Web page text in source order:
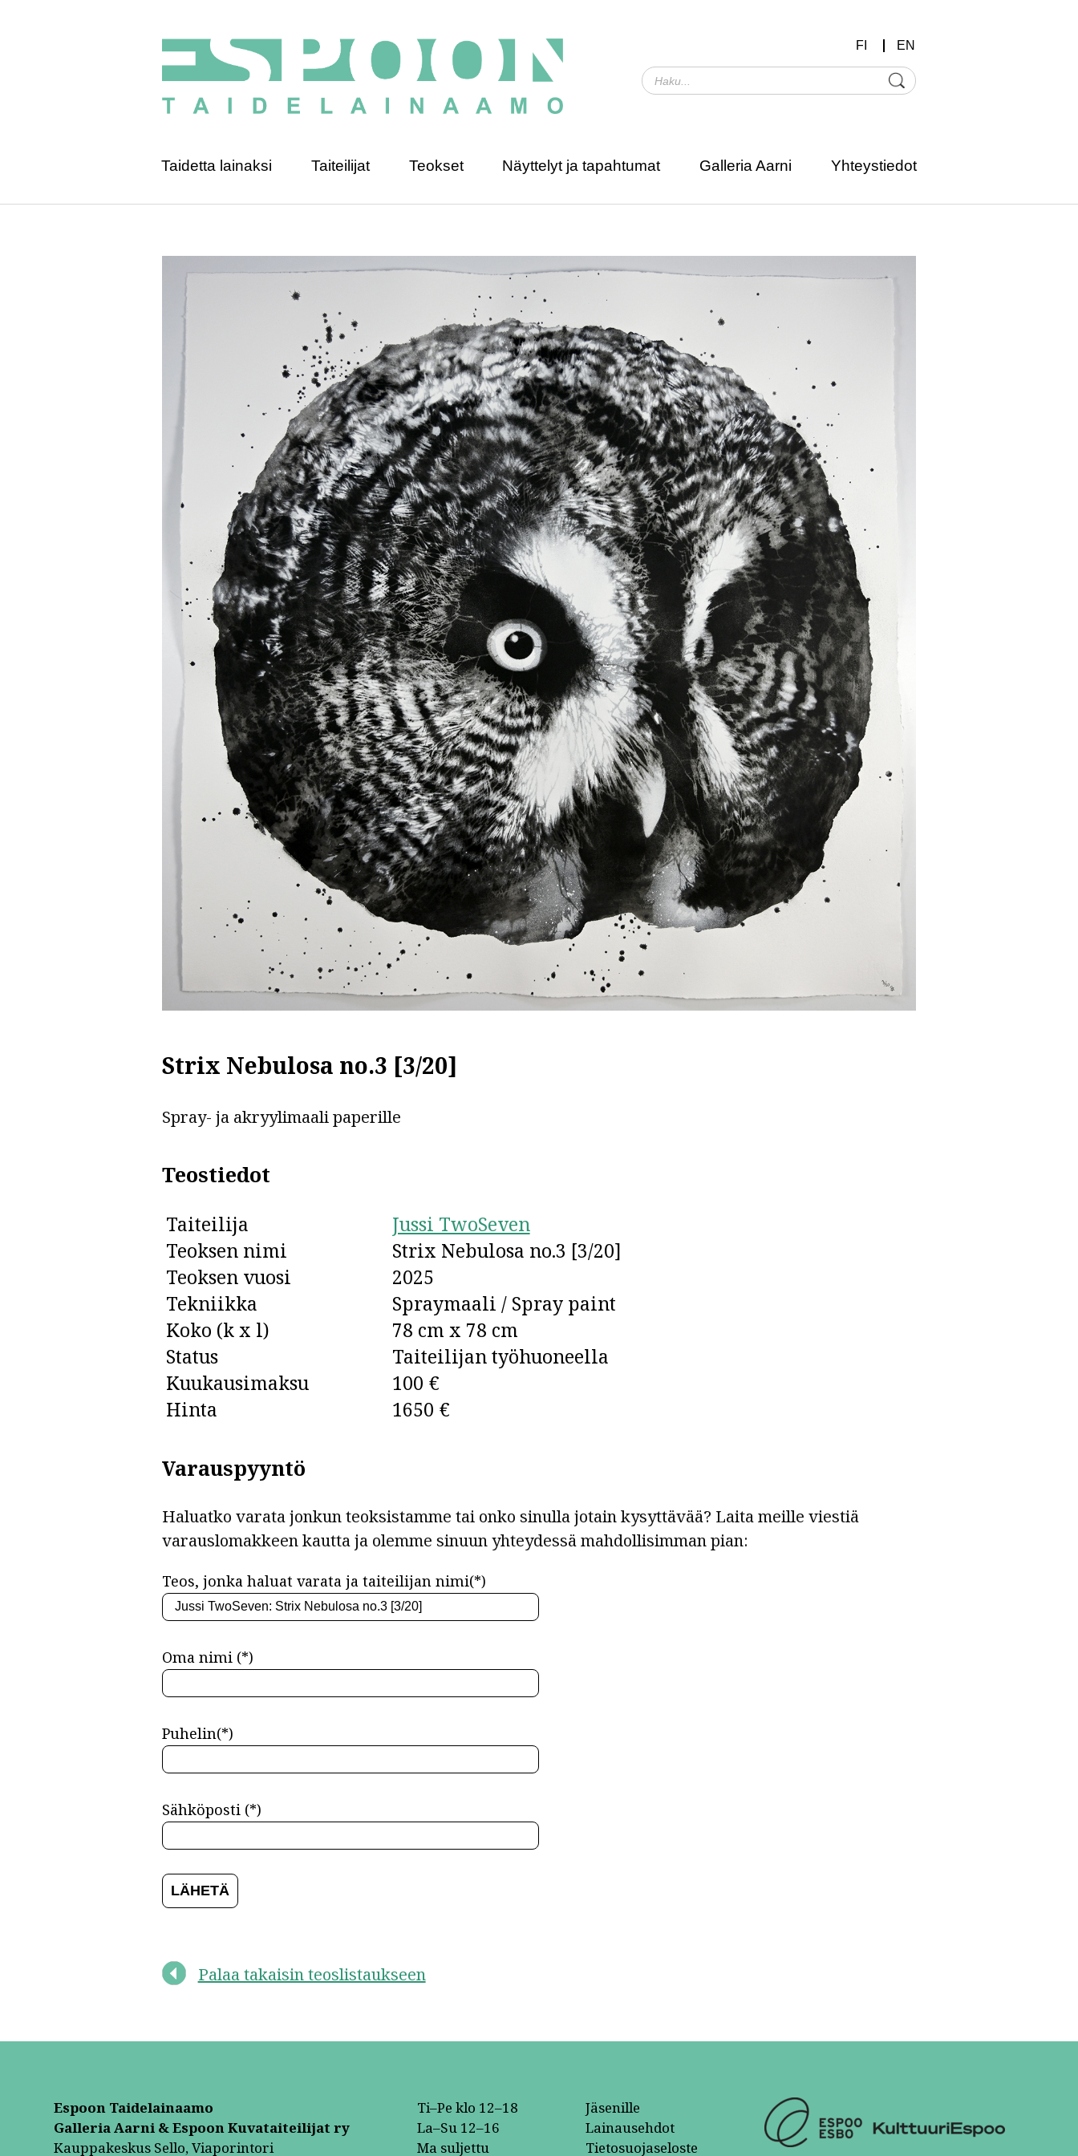
FI EN
Taidetta lainaksi Taiteilijat Teokset Näyttelyt ja tapahtumat Galleria Aarni Yhteystiedot
Strix Nebulosa no.3 [3/20]
Spray- ja akryylimaali paperille
Teostiedot
Taiteilija
Jussi TwoSeven
Teoksen nimi
Strix Nebulosa no.3 [3/20]
Teoksen vuosi
2025
Tekniikka
Spraymaali / Spray paint
Koko (k x l)
78 cm x 78 cm
Status
Taiteilijan työhuoneella
Kuukausimaksu
100 €
Hinta
1650 €
Varauspyyntö
Haluatko varata jonkun teoksistamme tai onko sinulla jotain kysyttävää? Laita meille viestiä
varauslomakkeen kautta ja olemme sinuun yhteydessä mahdollisimman pian:
Teos, jonka haluat varata ja taiteilijan nimi(*)
Oma nimi (*)
Puhelin(*)
Sähköposti (*)
Palaa takaisin teoslistaukseen
Espoon Taidelainaamo
Galleria Aarni & Espoon Kuvataiteilijat ry
Kauppakeskus Sello, Viaporintori
Ti–Pe klo 12–18
La–Su 12–16
Ma suljettu
Jäsenille
Lainausehdot
Tietosuojaseloste